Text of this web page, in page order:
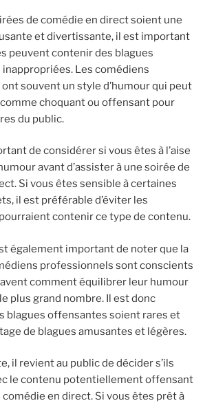
de comédie en direct soient une
et divertissante, il est important
peuvent contenir des blagues
Les comédiens
souvent un style d’humour qui peut
choquant ou offensant pour
du public.
de considérer si vous êtes à l’aise
avant d’assister à une soirée de
Si vous êtes sensible à certaines
il est préférable d’éviter les
contenir ce type de contenu.
également important de noter que la
professionnels sont conscients
comment équilibrer leur humour
plus grand nombre. Il est donc
blagues offensantes soient rares et
de blagues amusantes et légères.
il revient au public de décider s’ils
le contenu potentiellement offensant
comédie en direct. Si vous êtes prêt à